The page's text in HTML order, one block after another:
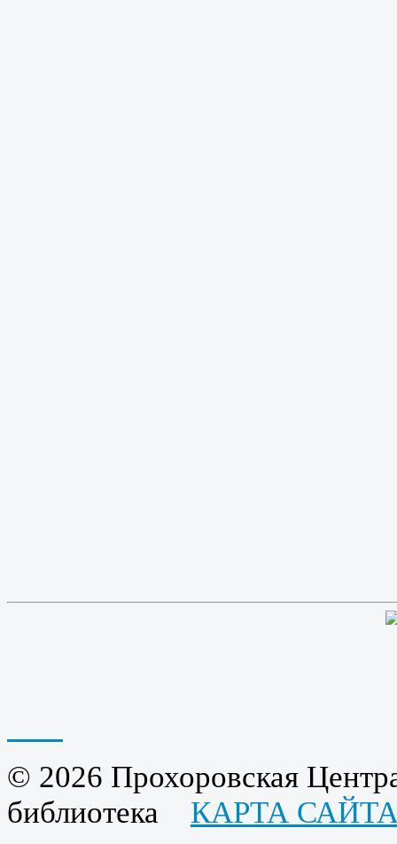
© 2026 Прохоровская
библиотека КАРТА